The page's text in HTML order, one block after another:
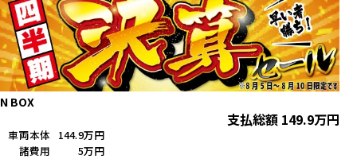
N BOX
支払総額 149.9万円
車両本体
144.9万円
諸費用
5万円